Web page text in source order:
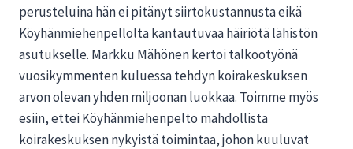
perusteluina hän ei pitänyt siirtokustannusta eikä
Köyhänmiehenpellolta kantautuvaa häiriötä lähistön
asutukselle. Markku Mähönen kertoi talkootyönä
vuosikymmenten kuluessa tehdyn koirakeskuksen
arvon olevan yhden miljoonan luokkaa. Toimme myös
esiin, ettei Köyhänmiehenpelto mahdollista
koirakeskuksen nykyistä toimintaa, johon kuuluvat